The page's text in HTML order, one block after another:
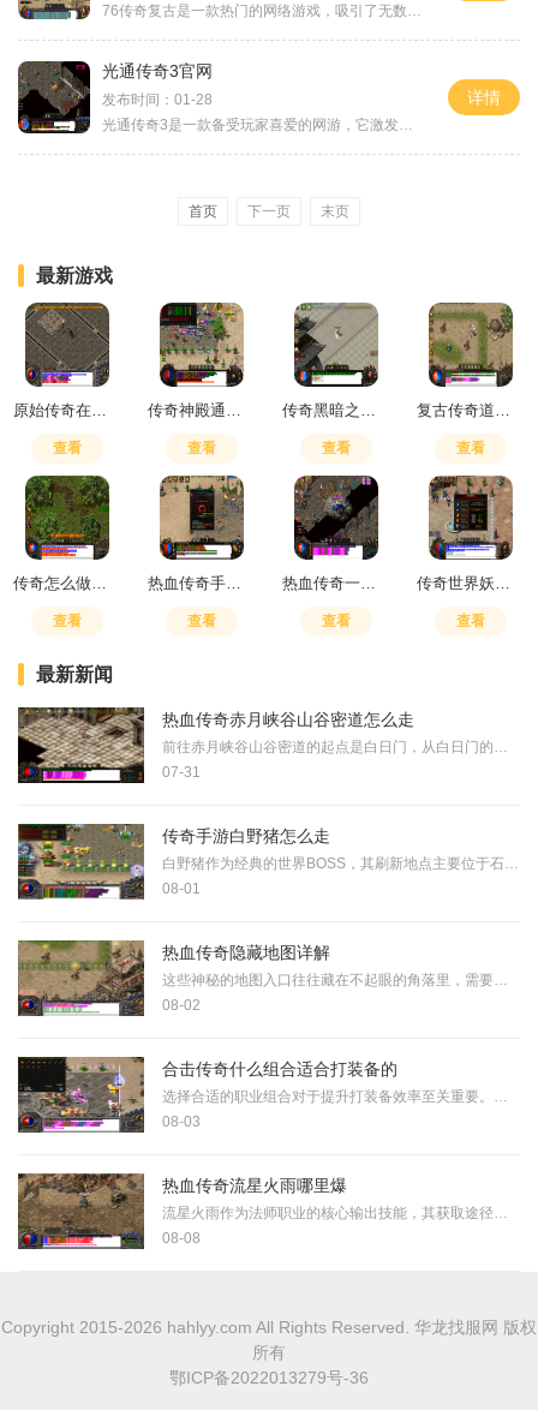
76传奇复古是一款热门的网络游戏，吸引了无数玩家的关注和喜爱。这款游戏在保留经典传奇游戏的基础上，进行了复古改版，让玩家们可以重新体验到传奇的经典乐趣。下面就让我来为
光通传奇3官网
发布时间：01-28
光通传奇3是一款备受玩家喜爱的网游，它激发了玩家们对于勇气、智慧和团队协作的热情。光通传奇3官网是玩家们互相交流、获取最新游戏资讯、下载游戏客户端以及充值游戏道具的最
详情
首页 下一页 末页
最新游戏
原始传奇在哪升级技能最快
查看
传奇神殿通关得什么奖励
查看
传奇黑暗之门开启顺序是什么
查看
复古传奇道士无极真气被动怎么用
查看
传奇怎么做任务赚钱
查看
热血传奇手游多少级可以交易装备
查看
热血传奇一点攻击力影响大吗
查看
传奇世界妖士伤害最大的技能
查看
最新新闻
热血传奇赤月峡谷山谷密道怎么走
前往赤月峡谷山谷密道的起点是白日门，从白日门的具体坐标（350，239）可以进入丛林迷宫。丛林迷宫是连接白日门与赤月峡谷的关键过渡地图，其内部存在多个通往赤月峡谷不同方位
07-31
传奇手游白野猪怎么走
白野猪作为经典的世界BOSS，其刷新地点主要位于石墓三层。玩家达到35级即可开启白野猪挑战，这个红色的恶猪领头者拥有比普通野猪更大的体型和更强的破坏力。由于白野猪的物理防
08-01
热血传奇隐藏地图详解
这些神秘的地图入口往往藏在不起眼的角落里，需要我们睁大眼睛仔细寻找。比如未知暗殿这个经典隐藏地图，进入方法就挺特别，需要在蜈蚣洞的连接通道里找到特定NPC对话才能进入
08-02
合击传奇什么组合适合打装备的
选择合适的职业组合对于提升打装备效率至关重要。三大基础职业战士、法师和道士通过不同搭配能产生六种组合方式，每种组合在打装备方面各有优劣。战士与道士的组合具备出色的
08-03
热血传奇流星火雨哪里爆
流星火雨作为法师职业的核心输出技能，其获取途径备受玩家关注。该技能具有范围广、杀伤力大的特点，能够对5×5区域内的多支部队造成土属性杀伤，且伤害效果显著。玩家需要达到
08-08
Copyright 2015-2026 hahlyy.com All Rights Reserved. 华龙找服网 版权
所有
鄂ICP备2022013279号-36